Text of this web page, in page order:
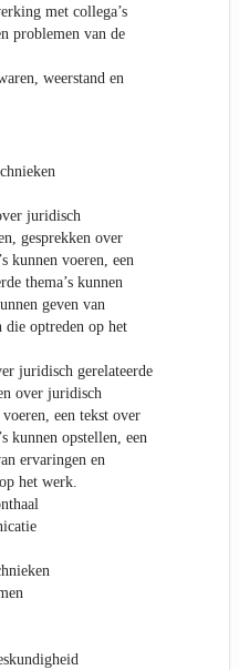
met collega’s
problemen van de
weerstand en
juridisch
gesprekken over
kunnen voeren, een
thema’s kunnen
geven van
die optreden op het
juridisch gerelateerde
over juridisch
voeren, een tekst over
kunnen opstellen, een
ervaringen en
het werk.